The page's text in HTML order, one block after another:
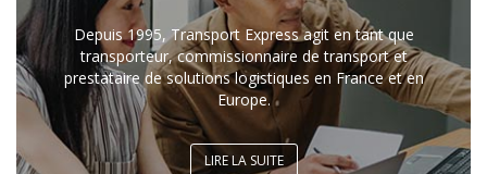
Depuis 1995, Transport Express agit en tant que
transporteur, commissionnaire de transport et
prestataire de solutions logistiques en France et en
Europe.
LIRE LA SUITE